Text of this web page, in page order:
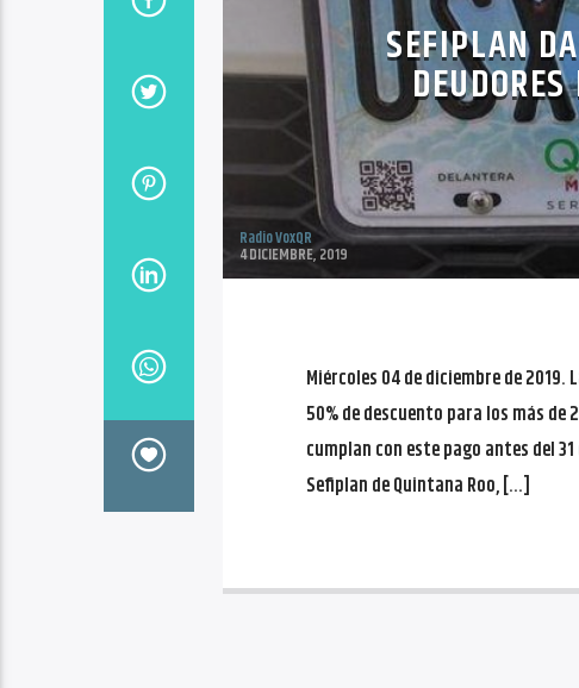
SEFIPLAN
Radio VoxQR
4 DICIEMBRE, 2019
Miércoles 04 de diciembre de
50% de descuento para los más
cumplan con este pago antes del
Sefiplan de Quintana Roo, […]